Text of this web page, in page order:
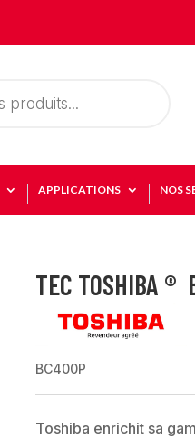
APPLICATIONS NOS
TEC TOSHIBA ®
BC400P
Toshiba enrichit sa